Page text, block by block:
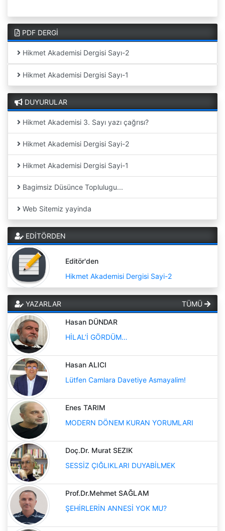
PDF DERGİ
Hikmet Akademisi Dergisi Sayı-2
Hikmet Akademisi Dergisi Sayı-1
DUYURULAR
Hikmet Akademisi 3. Sayı yazı çağrısı?
Hikmet Akademisi Dergisi Sayi-2
Hikmet Akademisi Dergisi Sayi-1
Bagimsiz Düsünce Toplulugu...
Web Sitemiz yayinda
EDİTÖRDEN
Editör'den
Hikmet Akademisi Dergisi Sayi-2
YAZARLAR TÜMÜ
Hasan DÜNDAR
HİLAL’İ GÖRDÜM…
Hasan ALICI
Lütfen Camlara Davetiye Asmayalim!
Enes TARIM
MODERN DÖNEM KURAN YORUMLARI
Doç.Dr. Murat SEZIK
SESSİZ ÇIĞLIKLARI DUYABİLMEK
Prof.Dr.Mehmet SAĞLAM
ŞEHİRLERİN ANNESİ YOK MU?